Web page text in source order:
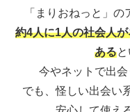
「まりおねっと」の
約4人に1人の社会人
ある
今やネットで出会
でも、怪しい出会い